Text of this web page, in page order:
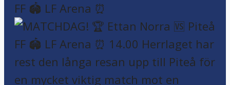
FF 🏟️ LF Arena ⏰